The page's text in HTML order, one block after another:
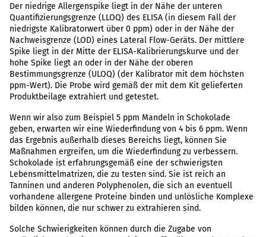
Der niedrige Allergenspike liegt in der Nähe der unteren
Quantifizierungsgrenze (LLOQ) des ELISA (in diesem Fall der
niedrigste Kalibratorwert über 0 ppm) oder in der Nähe der
Nachweisgrenze (LOD) eines Lateral Flow-Geräts. Der mittlere
Spike liegt in der Mitte der ELISA-Kalibrierungskurve und der
hohe Spike liegt an oder in der Nähe der oberen
Bestimmungsgrenze (ULOQ) (der Kalibrator mit dem höchsten
ppm-Wert). Die Probe wird gemäß der mit dem Kit gelieferten
Produktbeilage extrahiert und getestet.
Wenn wir also zum Beispiel 5 ppm Mandeln in Schokolade
geben, erwarten wir eine Wiederfindung von 4 bis 6 ppm. Wenn
das Ergebnis außerhalb dieses Bereichs liegt, können Sie
Maßnahmen ergreifen, um die Wiederfindung zu verbessern.
Schokolade ist erfahrungsgemäß eine der schwierigsten
Lebensmittelmatrizen, die zu testen sind. Sie ist reich an
Tanninen und anderen Polyphenolen, die sich an eventuell
vorhandene allergene Proteine binden und unlösliche Komplexe
bilden können, die nur schwer zu extrahieren sind.
Solche Schwierigkeiten können durch die Zugabe von